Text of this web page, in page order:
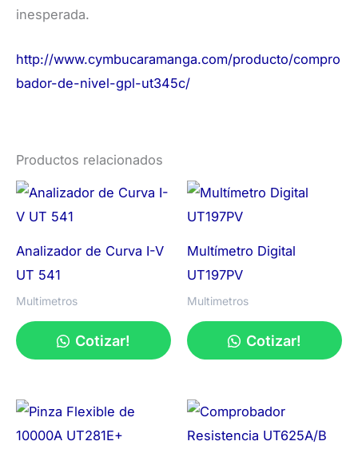
inesperada.
http://www.cymbucaramanga.com/producto/compro
bador-de-nivel-gpl-ut345c/
Productos relacionados
Analizador de Curva I-V
UT 541
Multimetros
Cotizar!
Multímetro Digital
UT197PV
Multimetros
Cotizar!